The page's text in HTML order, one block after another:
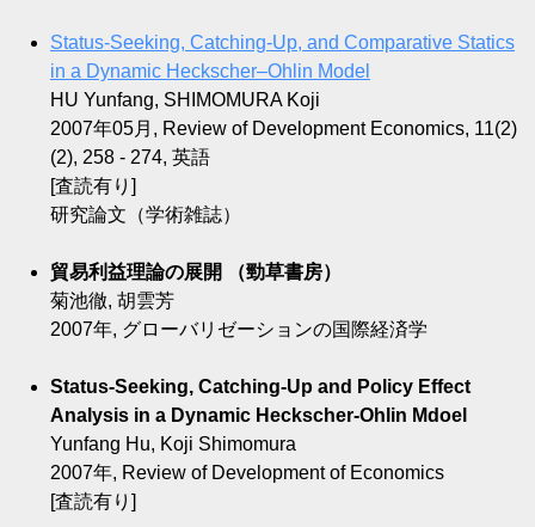
Status-Seeking, Catching-Up, and Comparative Statics
in a Dynamic Heckscher–Ohlin Model
HU Yunfang, SHIMOMURA Koji
2007年05月, Review of Development Economics, 11(2)
(2), 258 - 274, 英語
[査読有り]
研究論文（学術雑誌）
貿易利益理論の展開 （勁草書房）
菊池徹, 胡雲芳
2007年, グローバリゼーションの国際経済学
Status-Seeking, Catching-Up and Policy Effect
Analysis in a Dynamic Heckscher-Ohlin Mdoel
Yunfang Hu, Koji Shimomura
2007年, Review of Development of Economics
[査読有り]